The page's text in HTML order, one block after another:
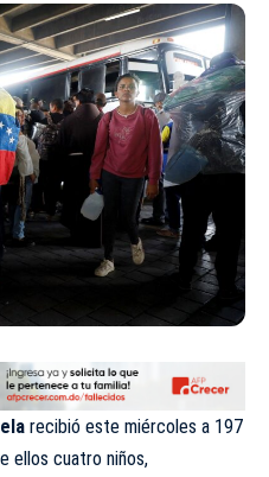
recibió este miércoles a 197
ellos cuatro niños,